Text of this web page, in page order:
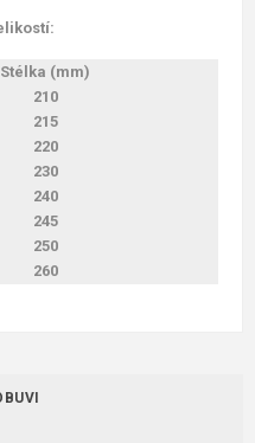
Stélka (mm)
210
215
220
230
240
245
250
260